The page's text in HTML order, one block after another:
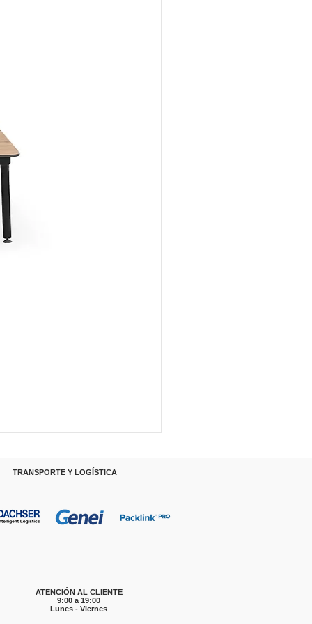
Y LOGÍSTICA
ATENCIÓN AL CLIENTE
9:00 a 19:00
Lunes - Viernes